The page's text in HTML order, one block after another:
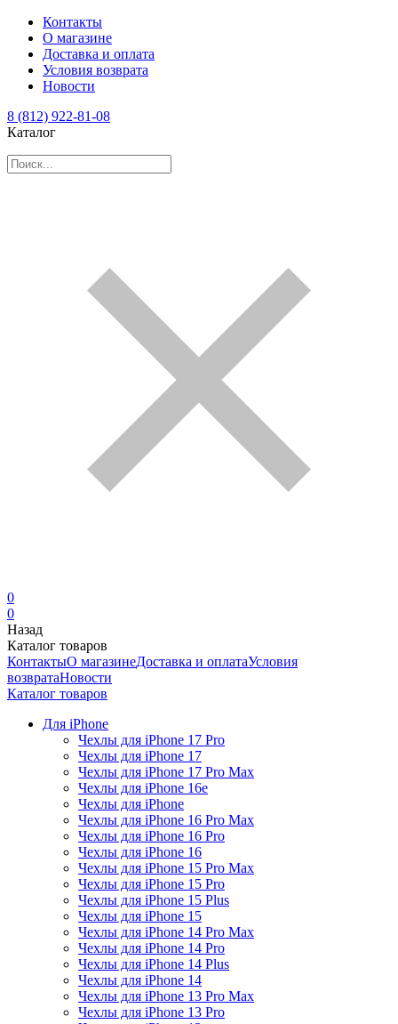
Контакты
О магазине
Доставка и оплата
Условия возврата
Новости
8 (812) 922-81-08
Каталог
0
0
Назад
Каталог товаров
КонтактыО магазинеДоставка и оплатаУсловия
возвратаНовости
Каталог товаров
Для iPhone
Чехлы для iPhone 17 Pro
Чехлы для iPhone 17
Чехлы для iPhone 17 Pro Max
Чехлы для iPhone 16e
Чехлы для iPhone
Чехлы для iPhone 16 Pro Max
Чехлы для iPhone 16 Pro
Чехлы для iPhone 16
Чехлы для iPhone 15 Pro Max
Чехлы для iPhone 15 Pro
Чехлы для iPhone 15 Plus
Чехлы для iPhone 15
Чехлы для iPhone 14 Pro Max
Чехлы для iPhone 14 Pro
Чехлы для iPhone 14 Plus
Чехлы для iPhone 14
Чехлы для iPhone 13 Pro Max
Чехлы для iPhone 13 Pro